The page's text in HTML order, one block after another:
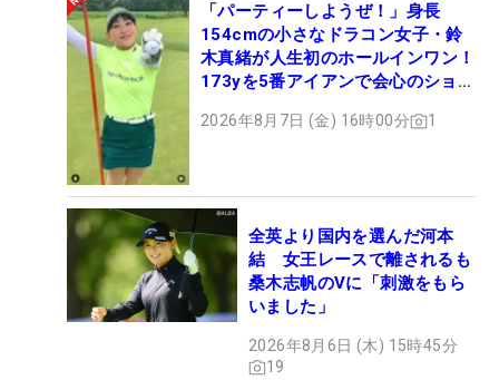
「パーティーしようぜ！」身長
154cmの小さなドラコン女子・鈴
木真緒が人生初のホールインワン！
173yを5番アイアンで会心のショッ
2026年8月7日 (金) 16時00分 1
全英より国内を選んだ河本
結 女王レースで離されるも
桑木志帆のVに「刺激をもら
いました」
2026年8月6日 (木) 15時45分
19